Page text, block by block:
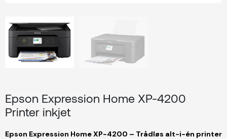
Epson Expression Home XP-4200
Printer inkjet
Epson Expression Home XP-4200 – Trådløs alt-i-én printer